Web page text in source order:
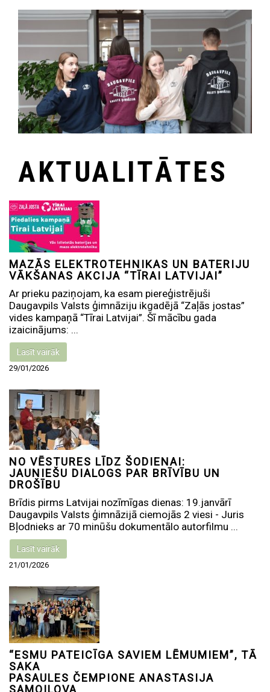
AKTUALITĀTES
MAZĀS ELEKTROTEHNIKAS UN BATERIJU
VĀKŠANAS AKCIJA “TĪRAI LATVIJAI”
Ar prieku paziņojam, ka esam piereģistrējuši
Daugavpils Valsts ģimnāziju ikgadējā “Zaļās jostas”
vides kampaņā “Tīrai Latvijai”. Šī mācību gada
izaicinājums: ...
Lasīt vairāk
29/01/2026
NO VĒSTURES LĪDZ ŠODIENAI:
JAUNIEŠU DIALOGS PAR BRĪVĪBU UN
DROŠĪBU
Brīdis pirms Latvijai nozīmīgas dienas: 19.janvārī
Daugavpils Valsts ģimnāzijā ciemojās 2 viesi - Juris
Bļodnieks ar 70 minūšu dokumentālo autorfilmu ...
Lasīt vairāk
21/01/2026
“ESMU PATEICĪGA SAVIEM LĒMUMIEM”, TĀ
SAKA
PASAULES ČEMPIONE ANASTASIJA
SAMOILOVA